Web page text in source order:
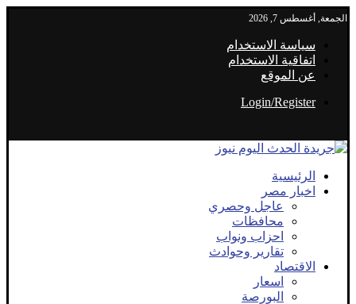
الجمعة, أغسطس 7, 2026
سياسة الاستخدام
اتفاقية الاستخدام
عن الموقع
Login/Register
الرئيسية
اخبار مصر
عاجل وحصري
محافظات
احزاب ونواب
تقارير وحوادث
الاقتصاد
اسعار
البورصة